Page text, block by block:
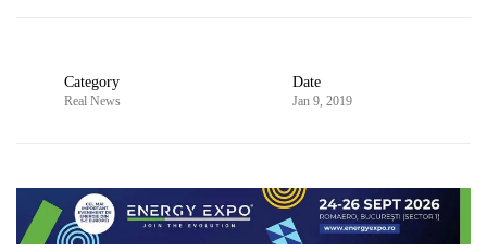
Category
Real News
Date
Jan 9, 2019